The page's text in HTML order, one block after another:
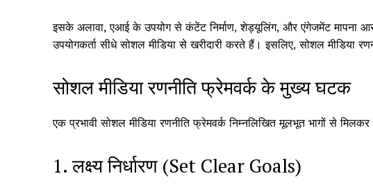
इसके अलावा, एआई के उपयोग से कंटेंट निर्माण, शेड्यूलिंग, और एंगेजमेंट मापना
उपयोगकर्ता सीधे सोशल मीडिया से खरीदारी करते हैं। इसलिए, सोशल मीडिया
सोशल मीडिया रणनीति फ्रेमवर्क के मुख्य घटक
एक प्रभावी सोशल मीडिया रणनीति फ्रेमवर्क निम्नलिखित मूलभूत भागों से मिलकर
1. लक्ष्य निर्धारण (Set Clear Goals)